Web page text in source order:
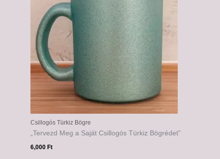
Csillogós Türkiz Bögre
„Tervezd Meg a Saját Csillogós Türkiz Bögrédet”
6,000 Ft